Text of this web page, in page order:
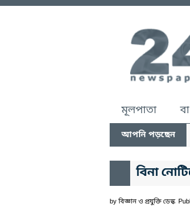
মূলপাতা
আপনি পড়ছেন
বিনা
by বিজ্ঞান ও প্রযুক্তি ডেস্ক